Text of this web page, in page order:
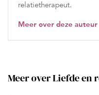
relatietherapeut.
Meer over deze auteur
Meer over Liefde en